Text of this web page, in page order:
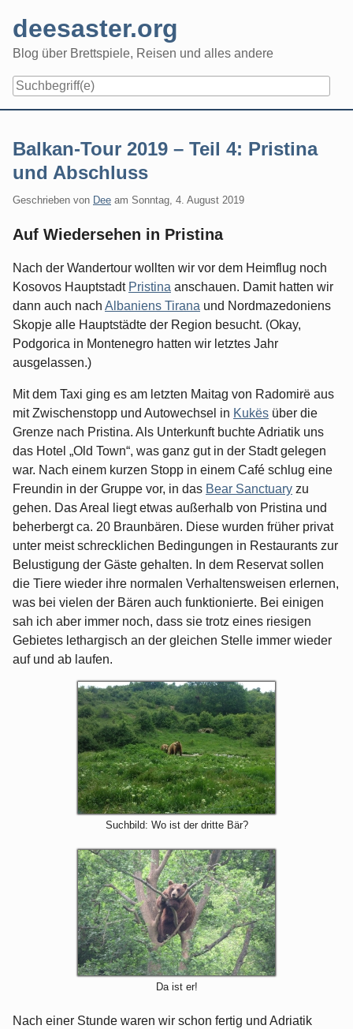
content
deesaster.org
Blog über Brettspiele, Reisen und alles andere
Balkan-Tour 2019 – Teil 4: Pristina
und Abschluss
Geschrieben von Dee am Sonntag, 4. August 2019
Auf Wiedersehen in Pristina
Nach der Wandertour wollten wir vor dem Heimflug noch
Kosovos Hauptstadt Pristina anschauen. Damit hatten wir
dann auch nach Albaniens Tirana und Nordmazedoniens
Skopje alle Hauptstädte der Region besucht. (Okay,
Podgorica in Montenegro hatten wir letztes Jahr
ausgelassen.)
Mit dem Taxi ging es am letzten Maitag von Radomirë aus
mit Zwischenstopp und Autowechsel in Kukës über die
Grenze nach Pristina. Als Unterkunft buchte Adriatik uns
das Hotel „Old Town“, was ganz gut in der Stadt gelegen
war. Nach einem kurzen Stopp in einem Café schlug eine
Freundin in der Gruppe vor, in das Bear Sanctuary zu
gehen. Das Areal liegt etwas außerhalb von Pristina und
beherbergt ca. 20 Braunbären. Diese wurden früher privat
unter meist schrecklichen Bedingungen in Restaurants zur
Belustigung der Gäste gehalten. In dem Reservat sollen
die Tiere wieder ihre normalen Verhaltensweisen erlernen,
was bei vielen der Bären auch funktionierte. Bei einigen
sah ich aber immer noch, dass sie trotz eines riesigen
Gebietes lethargisch an der gleichen Stelle immer wieder
auf und ab laufen.
Suchbild: Wo ist der dritte Bär?
Da ist er!
Nach einer Stunde waren wir schon fertig und Adriatik